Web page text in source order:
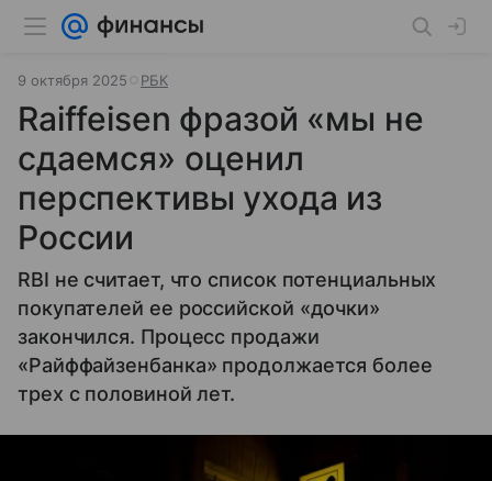
9 октября 2025 РБК
Raiffeisen фразой «мы не
сдаемся» оценил
перспективы ухода из
России
RBI не считает, что список потенциальных
покупателей ее российской «дочки»
закончился. Процесс продажи
«Райффайзенбанка» продолжается более
трех с половиной лет.